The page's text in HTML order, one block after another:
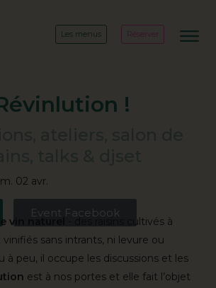
Les menus Réserver
!
02 avr.
Event Facebook
vin naturel
- des raisins cultivés à
sans intrants, ni levure ou
à peu, il occupe les discussions et les
est à nos portes et elle fait l’objet